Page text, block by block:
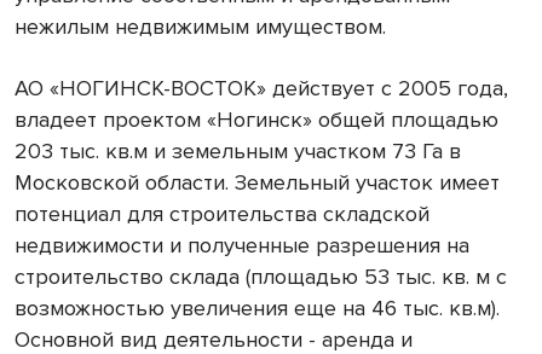
нежилым недвижимым имуществом.
АО «НОГИНСК-ВОСТОК» действует с 2005 года,
владеет проектом «Ногинск» общей площадью
203 тыс. кв.м и земельным участком 73 Га в
Московской области. Земельный участок имеет
потенциал для строительства складской
недвижимости и полученные разрешения на
строительство склада (площадью 53 тыс. кв. м с
возможностью увеличения еще на 46 тыс. кв.м).
Основной вид деятельности - аренда и